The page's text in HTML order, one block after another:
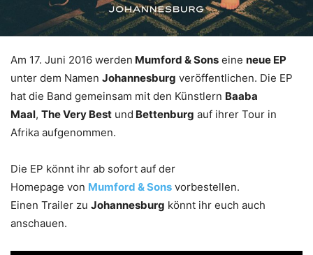
Am 17. Juni 2016 werden Mumford & Sons eine neue EP
unter dem Namen Johannesburg veröffentlichen. Die EP
hat die Band gemeinsam mit den Künstlern Baaba
Maal, The Very Best und Bettenburg auf ihrer Tour in
Afrika aufgenommen.
Die EP könnt ihr ab sofort auf der
Homepage von Mumford & Sons vorbestellen.
Einen Trailer zu Johannesburg könnt ihr euch auch
anschauen.